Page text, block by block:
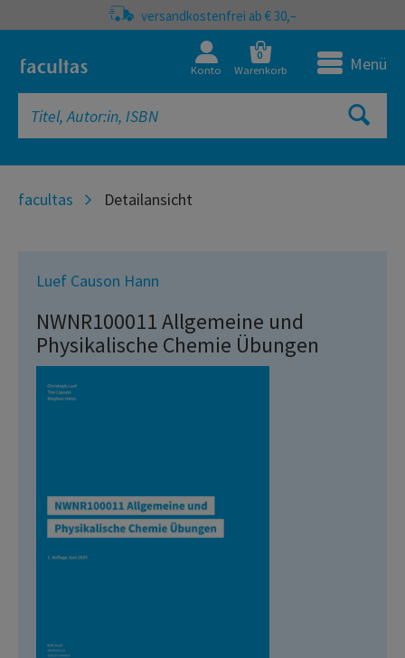
versandkostenfrei ab € 30,–
Konto
0
Warenkorb Menü
facultas Detailansicht
Luef Causon Hann
NWNR100011 Allgemeine und
Physikalische Chemie Übungen